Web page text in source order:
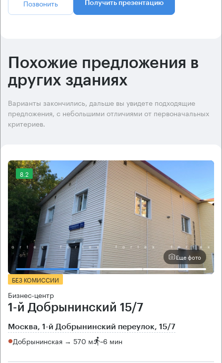
Позвонить Получить презентацию
Похожие предложения в
других зданиях
Варианты закончились, дальше вы увидете подходящие
предложения, с небольшими отличиями от первоначальных
критериев.
8.2
Еще фото
БЕЗ КОМИССИИ
Бизнес-центр
1-й Добрынинский 15/7
Москва, 1-й Добрынинский переулок, 15/7
Добрынинская → 570 м ~6 мин